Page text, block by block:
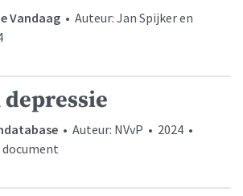
Vandaag • Auteur: Jan Spijker en
• Auteur: NVvP • 2024 •